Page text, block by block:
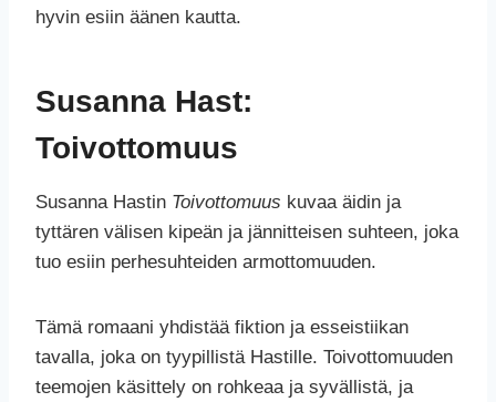
hyvin esiin äänen kautta.
Susanna Hast:
Toivottomuus
Susanna Hastin Toivottomuus kuvaa äidin ja
tyttären välisen kipeän ja jännitteisen suhteen, joka
tuo esiin perhesuhteiden armottomuuden.
Tämä romaani yhdistää fiktion ja esseistiikan
tavalla, joka on tyypillistä Hastille. Toivottomuuden
teemojen käsittely on rohkeaa ja syvällistä, ja